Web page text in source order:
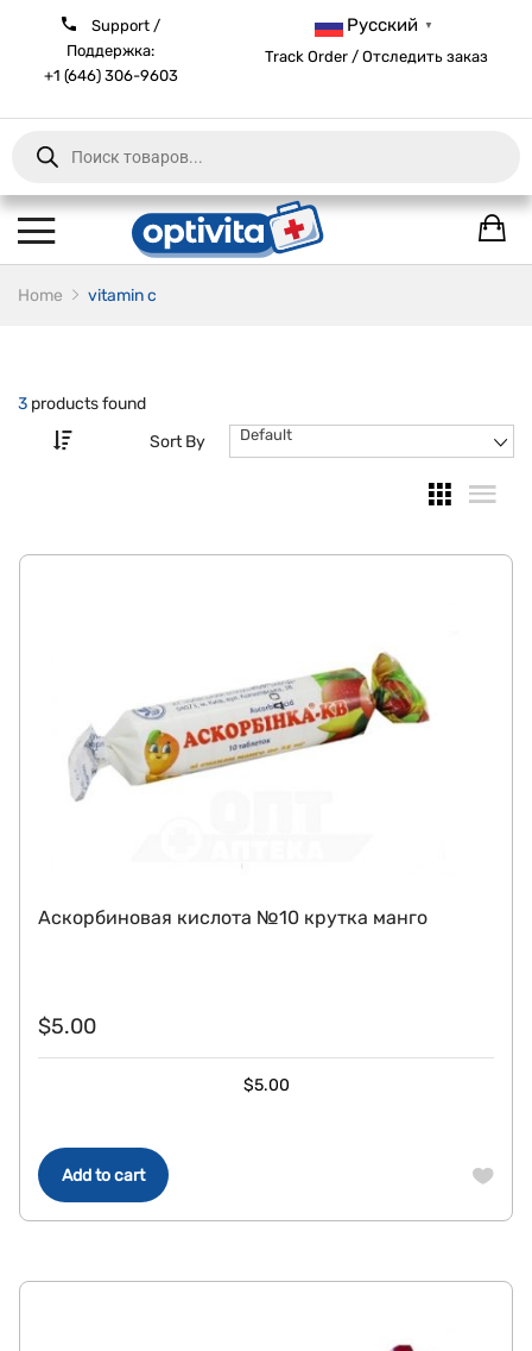
Support /
Поддержка:
+1 (646) 306-9603
Русский ▼
Track Order / Отследить заказ
Products
search
Home vitamin c
3 products found
Sort By
Default
Add to cart
Аскорбиновая кислота №10 крутка манго
$5.00
$5.00